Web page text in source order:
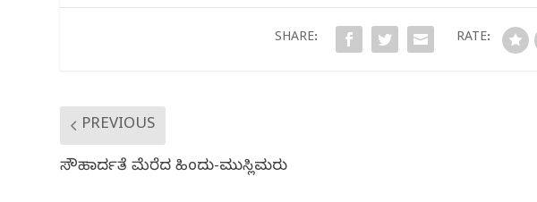
o p mSHARE: RATE:
PREVIOUS
ಸೌಹಾರ್ದತೆ ಮೆರೆದ ಹಿಂದು-ಮುಸ್ಲಿಮರು